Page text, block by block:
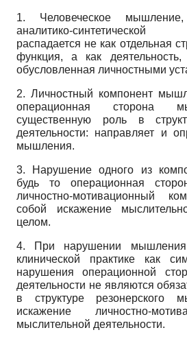
1. Человеческое
аналитико-
распадается не как отдельная
функция, а как
обусловленная личностными
2. Личностный компонент
операционная сторона
существенную роль в
деятельности: направляет и
мышления.
3. Нарушение одного из
будь то операционная
личностно-мотивационный
собой искажение
целом.
4. При нарушении
клинической практике как
нарушения операционной
деятельности не являются
в структуре резонерского
искажение личностно-
мыслительной деятельности.